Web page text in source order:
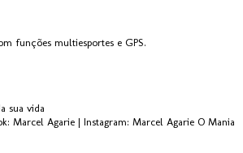
funções multiesportes e GPS.
sua vida
Marcel Agarie | Instagram: Marcel Agarie O Mania